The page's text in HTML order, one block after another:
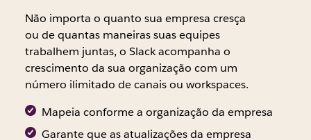
Não importa o quanto sua empresa cresça
ou de quantas maneiras suas equipes
trabalhem juntas, o Slack acompanha o
crescimento da sua organização com um
número ilimitado de canais ou workspaces.
Mapeia conforme a organização da empresa
Garante que as atualizações da empresa